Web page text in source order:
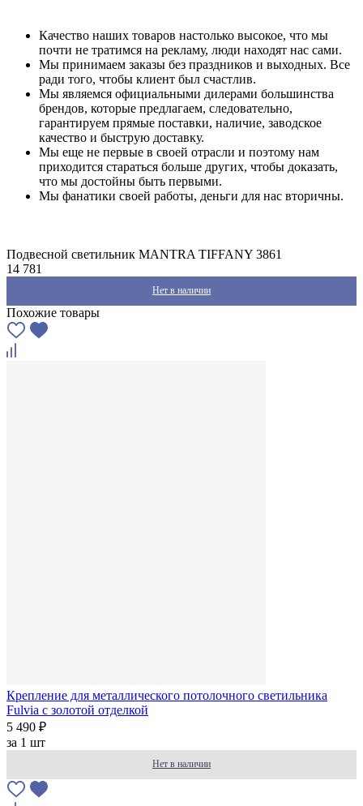
Качество наших товаров настолько высокое, что мы
почти не тратимся на рекламу, люди находят нас сами.
Мы принимаем заказы без праздников и выходных. Все
ради того, чтобы клиент был счастлив.
Мы являемся официальными дилерами большинства
брендов, которые предлагаем, следовательно,
гарантируем прямые поставки, наличие, заводское
качество и быструю доставку.
Мы еще не первые в своей отрасли и поэтому нам
приходится стараться больше других, чтобы доказать,
что мы достойны быть первыми.
Мы фанатики своей работы, деньги для нас вторичны.
Подвесной светильник MANTRA TIFFANY 3861
14 781
Нет в наличии
Похожие товары
Крепление для металлического потолочного светильника
Fulvia с золотой отделкой
5 490 ₽
за 1 шт
Нет в наличии